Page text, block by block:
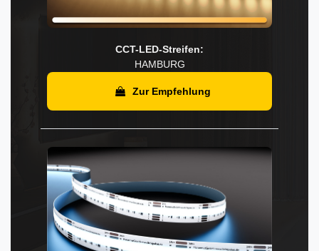
CCT-LED-Streifen:
HAMBURG
Zur Empfehlung